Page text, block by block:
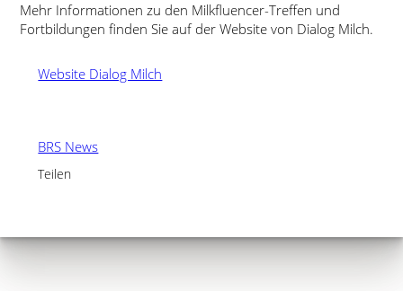
Mehr Informationen zu den Milkfluencer-Treffen und
Fortbildungen finden Sie auf der Website von Dialog Milch.
Website Dialog Milch
BRS News
Teilen